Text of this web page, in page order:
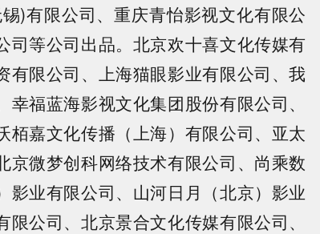
)有限公司、重庆青怡影视文化有限公
司等公司出品。北京欢十喜文化传媒有
有限公司、上海猫眼影业有限公司、我
福蓝海影视文化集团股份有限公司、
栢嘉文化传播（上海）有限公司、亚太
京微梦创科网络技术有限公司、尚乘数
影业有限公司、山河日月（北京）影业
公司、北京景合文化传媒有限公司、